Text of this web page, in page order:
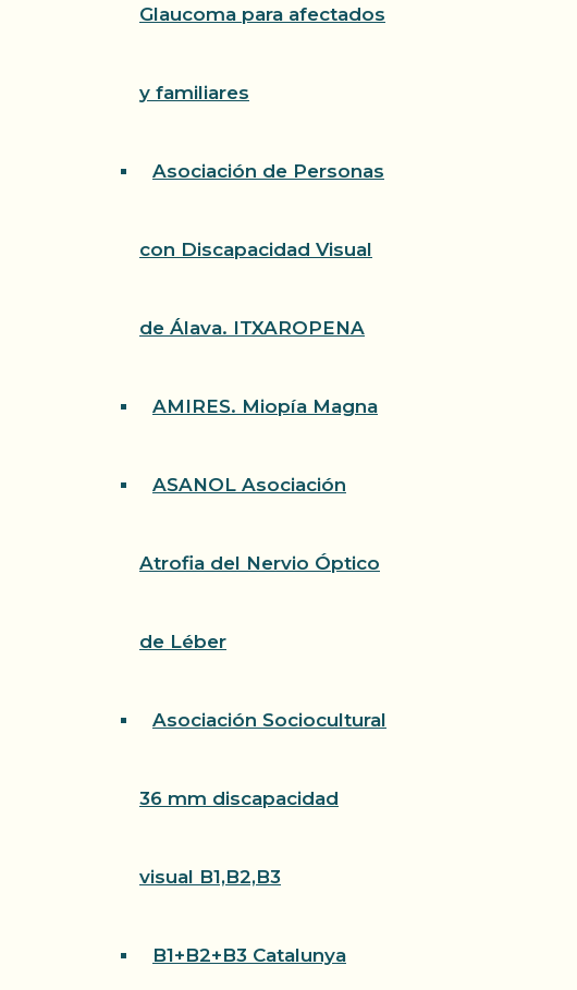
Glaucoma para afectados
y familiares
Asociación de Personas
con Discapacidad Visual
de Álava. ITXAROPENA
AMIRES. Miopía Magna
ASANOL Asociación
Atrofia del Nervio Óptico
de Léber
Asociación Sociocultural
36 mm discapacidad
visual B1,B2,B3
B1+B2+B3 Catalunya